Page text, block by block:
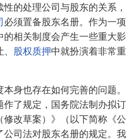
的处理公司与股东的关系，
必须置备股东名册。作为一项
相关制度会产生一些重大影
股权质押中就扮演着非常重
也存在如何完善的问题。
了规定，国务院法制办拟订
（修改草案）》（以下简称《公
司法对股东名册的规定。我